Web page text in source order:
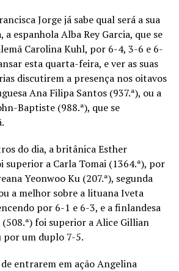
Jorge já sabe qual será a sua
espanhola Alba Rey Garcia, que se
Carolina Kuhl, por 6-4, 3-6 e 6-
esta quarta-feira, e ver as suas
discutirem a presença nos oitavos
Ana Filipa Santos (937.ª), ou a
Baptiste (988.ª), que se
do dia, a britânica Esther
superior a Carla Tomai (1364.ª), por
Yeonwoo Ku (207.ª), segunda
a melhor sobre a lituana Iveta
por 6-1 e 6-3, e a finlandesa
foi superior a Alice Gillian
por um duplo 7-5.
entrarem em ação Angelina